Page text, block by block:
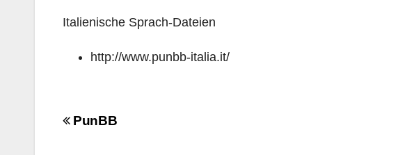
Italienische Sprach-Dateien
http://www.punbb-italia.it/
Navigazione
PunBB